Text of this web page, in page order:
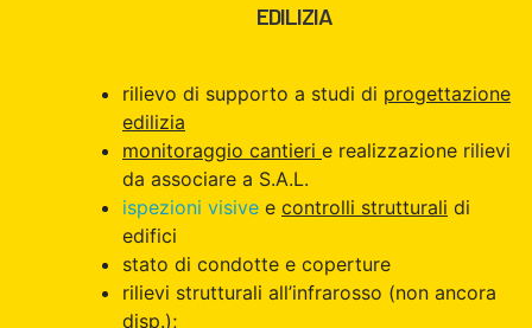
EDILIZIA
rilievo di supporto a studi di progettazione
edilizia
monitoraggio cantieri e realizzazione rilievi
da associare a S.A.L.
ispezioni visive e controlli strutturali di
edifici
stato di condotte e coperture
rilievi strutturali all’infrarosso (non ancora
disp.);